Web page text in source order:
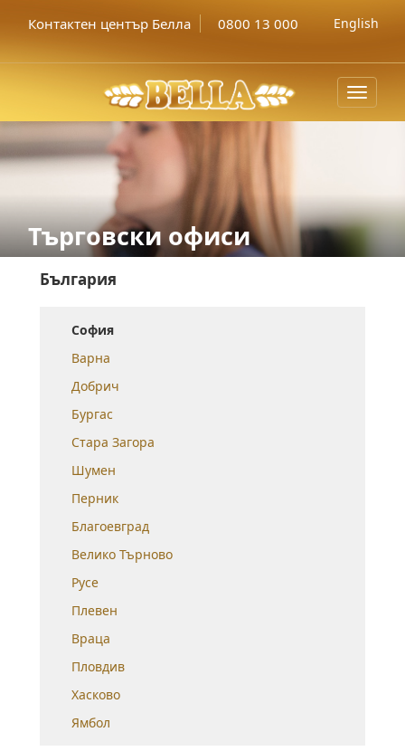
Контактен център Белла 0800 13 000 English
Toggle
Търговски офиси
България
София
Варна
Добрич
Бургас
Стара Загора
Шумен
Перник
Благоевград
Велико Търново
Русе
Плевен
Враца
Пловдив
Хасково
Ямбол